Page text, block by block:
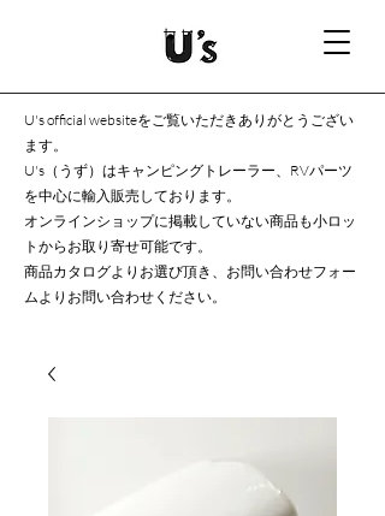
U's official websiteをご覧いただきありがとうござい
ます。
U's（うず）はキャンピングトレーラー、RVパーツ
を中心に輸入販売しております。
オンラインショップに掲載していない商品も小ロッ
トからお取り寄せ可能です。
商品カタログよりお選び頂き、お問い合わせフォー
ムよりお問い合わせください。